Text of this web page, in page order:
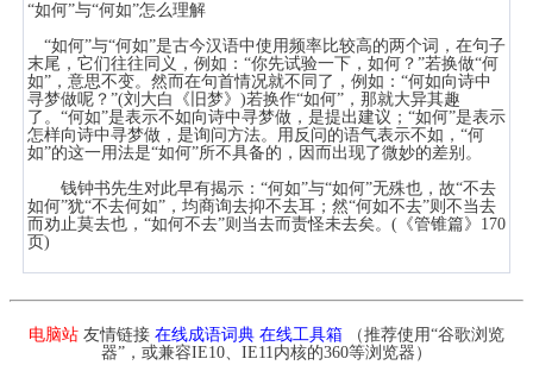
“如何”与“何如”怎么理解
“如何”与“何如”是古今汉语中使用频率比较高的两个词，在句子
末尾，它们往往同义，例如：“你先试验一下，如何？”若换做“何
如”，意思不变。然而在句首情况就不同了，例如：“何如向诗中
寻梦做呢？”(刘大白《旧梦》)若换作“如何”，那就大异其趣
了。“何如”是表示不如向诗中寻梦做，是提出建议；“如何”是表示
怎样向诗中寻梦做，是询问方法。用反问的语气表示不如，“何
如”的这一用法是“如何”所不具备的，因而出现了微妙的差别。
钱钟书先生对此早有揭示：“何如”与“如何”无殊也，故“不去
如何”犹“不去何如”，均商询去抑不去耳；然“何如不去”则不当去
而劝止莫去也，“如何不去”则当去而责怪未去矣。(《管锥篇》170
页)
电脑站 友情链接 在线成语词典 在线工具箱 （推荐使用“谷歌浏览
器”，或兼容IE10、IE11内核的360等浏览器）